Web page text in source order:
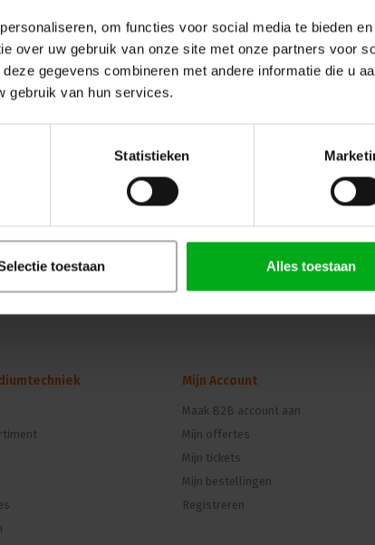
om functies voor social media te bieden en
over uw gebruik van onze site met onze partners voor
gegevens combineren met andere informatie die u
gebruik van hun services.
Statistieken
toestaan Alles toestaan
Mijn Account
Maak B2B account aan
Mijn offertes
Mijn tickets
Mijn bestellingen
Registreren